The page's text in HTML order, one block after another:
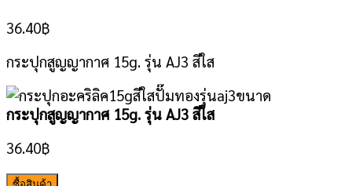
36.40฿
กระปุกสูญญากาศ 15g. รุ่น AJ3 สีใส
กระปุกสูญญากาศ 15g. รุ่น AJ3 สีใส
36.40฿